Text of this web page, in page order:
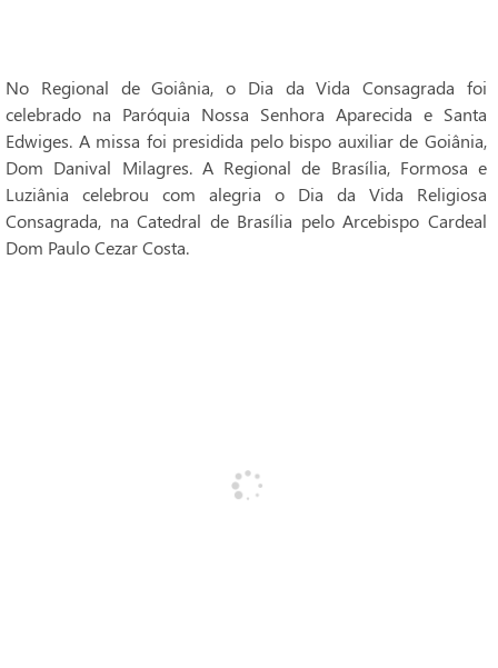
No Regional de Goiânia, o Dia da Vida Consagrada foi
celebrado na Paróquia Nossa Senhora Aparecida e Santa
Edwiges. A missa foi presidida pelo bispo auxiliar de Goiânia,
Dom Danival Milagres. A Regional de Brasília, Formosa e
Luziânia celebrou com alegria o Dia da Vida Religiosa
Consagrada, na Catedral de Brasília pelo Arcebispo Cardeal
Dom Paulo Cezar Costa.